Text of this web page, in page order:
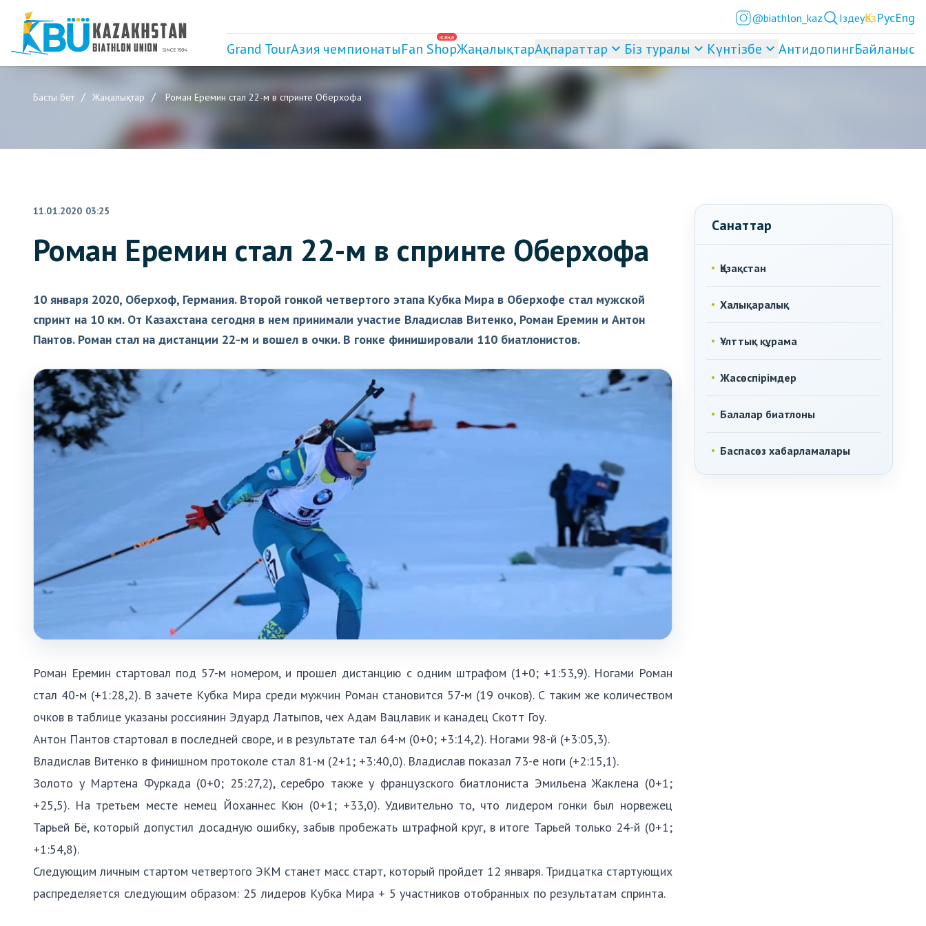
@biathlon_kaz ІздеуҚазРусEng
Grand TourАзия чемпионаты
жаңа
Fan ShopЖаңалықтарАқпараттар Біз туралы Күнтізбе АнтидопингБайланыс
Басты бет Жаңалықтар Роман Еремин стал 22-м в спринте Оберхофа
11.01.2020 03:25
Роман Еремин стал 22-м в спринте Оберхофа
10 января 2020, Оберхоф, Германия. Второй гонкой четвертого этапа Кубка Мира в Оберхофе стал мужской
спринт на 10 км. От Казахстана сегодня в нем принимали участие Владислав Витенко, Роман Еремин и Антон
Пантов. Роман стал на дистанции 22-м и вошел в очки. В гонке финишировали 110 биатлонистов.
Роман Еремин стартовал под 57-м номером, и прошел дистанцию с одним штрафом (1+0; +1:53,9). Ногами Роман
стал 40-м (+1:28,2). В зачете Кубка Мира среди мужчин Роман становится 57-м (19 очков). С таким же количеством
очков в таблице указаны россиянин Эдуард Латыпов, чех Адам Вацлавик и канадец Скотт Гоу.
Антон Пантов стартовал в последней своре, и в результате тал 64-м (0+0; +3:14,2). Ногами 98-й (+3:05,3).
Владислав Витенко в финишном протоколе стал 81-м (2+1; +3:40,0). Владислав показал 73-е ноги (+2:15,1).
Золото у Мартена Фуркада (0+0; 25:27,2), серебро также у французского биатлониста Эмильена Жаклена (0+1;
+25,5). На третьем месте немец Йоханнес Кюн (0+1; +33,0). Удивительно то, что лидером гонки был норвежец
Тарьей Бё, который допустил досадную ошибку, забыв пробежать штрафной круг, в итоге Тарьей только 24-й (0+1;
+1:54,8).
Следующим личным стартом четвертого ЭКМ станет масс старт, который пройдет 12 января. Тридцатка стартующих
распределяется следующим образом: 25 лидеров Кубка Мира + 5 участников отобранных по результатам спринта.
Санаттар
Қазақстан
Халықаралық
Ұлттық құрама
Жасөспірімдер
Балалар биатлоны
Баспасөз хабарламалары